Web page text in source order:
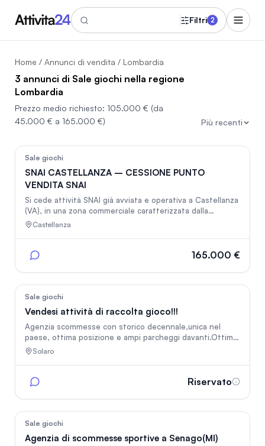
Filtri 2
Home / Annunci di vendita / Lombardia
3 annunci di Sale giochi nella regione
Lombardia
Prezzo medio richiesto: 105.000 € (da
45.000 € a 165.000 €)
Più recenti
Sale giochi
SNAI CASTELLANZA – CESSIONE PUNTO
VENDITA SNAI
Si cede attività SNAI già avviata e operativa a Castellanza
(VA), in una zona commerciale caratterizzata dalla
presenza di bar, ristoranti e attività che favoriscono il
clientela consolidata. -100 m² circa di superficie -13.000–
virtual e online -Affitto di soli 1.875 € mensili
Castellanza
165.000 €
Sale giochi
Vendesi attività di raccolta gioco!!!
Agenzia scommesse con storico decennale,unica nel
paese, ottima posizione e ampi parcheggi davanti.Ottimo
cassetto clienti sia fisico che online.Vendesi per cambio
Solaro
Riservato
Sale giochi
Agenzia di scommesse sportive a Senago(MI)